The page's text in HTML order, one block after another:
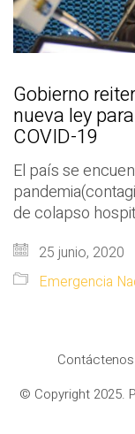
Gobierno
nueva ley
COVID-19
El país se
de colapso
25 junio, 2020
Emergencia
Contáctenos
© Copyright 2025.